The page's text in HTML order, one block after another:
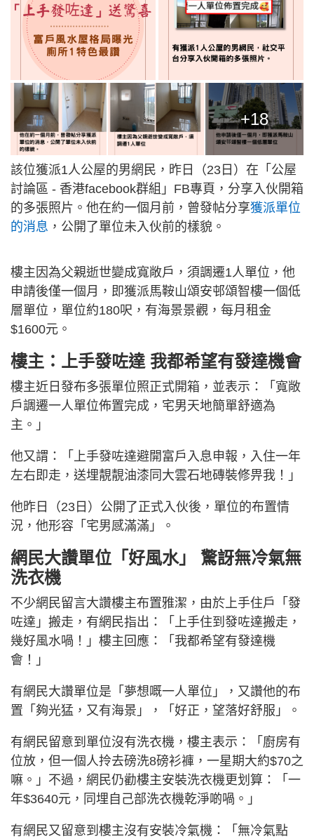
+18
該位獲派1人公屋的男網民，昨日（23日）在「公屋
討論區 - 香港facebook群組」FB專頁，分享入伙開箱
的多張照片。他在約一個月前，曾發帖分享獲派單位
的消息 ，公開了單位未入伙前的樣貌。
樓主因為父親逝世變成寬敞戶，須調遷1人單位，他
申請後僅一個月，即獲派馬鞍山頌安邨頌智樓一個低
層單位，單位約180呎，有海景景觀，每月租金
$1600元。
樓主：上手發咗達 我都希望有發達機會
樓主近日發布多張單位照正式開箱，並表示：「寬敞
戶調遷一人單位佈置完成，宅男天地簡單舒適為
主。」
他又謂：「上手發咗達避開富戶入息申報，入住一年
左右即走，送埋靚靚油漆同大雲石地磚裝修畀我！」
他昨日（23日）公開了正式入伙後，單位的布置情
況，他形容「宅男感滿滿」。
網民大讚單位「好風水」 驚訝無冷氣無
洗衣機
不少網民留言大讚樓主布置雅潔，由於上手住戶「發
咗達」搬走，有網民指出：「上手住到發咗達搬走，
幾好風水喎！」樓主回應：「我都希望有發達機
會！」
有網民大讚單位是「夢想嘅一人單位」，又讚他的布
置「夠光猛，又有海景」，「好正，望落好舒服」。
有網民留意到單位沒有洗衣機，樓主表示：「廚房有
位放，但一個人拎去磅洗8磅衫褲，一星期大約$70之
嘛。」不過，網民仍勸樓主安裝洗衣機更划算：「一
年$3640元，同埋自己部洗衣機乾淨啲喎。」
有網民又留意到樓主沒有安裝冷氣機：「無冷氣點